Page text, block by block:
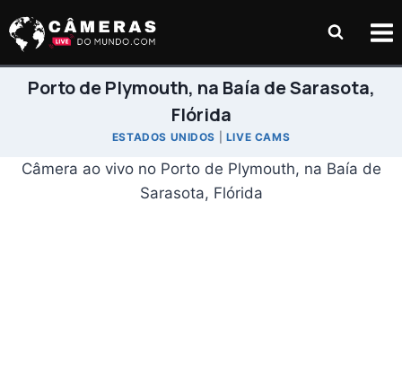
para
Conteúdo
Porto de Plymouth, na Baía de Sarasota,
Flórida
ESTADOS UNIDOS LIVE CAMS
Câmera ao vivo no Porto de Plymouth, na Baía de
Sarasota, Flórida